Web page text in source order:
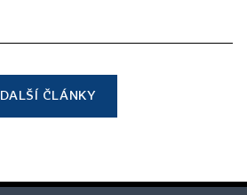
DALŠÍ ČLÁNKY